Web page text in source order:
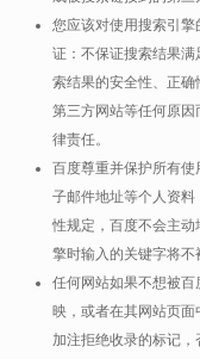
您应该对使用搜索引
证：不保证搜索结果
索结果的安全性、正确
第三方网站等任何原
律责任。
百度尊重并保护所有
子邮件地址等个人资
性规定，百度不会主动
擎时输入的关键字将不
任何网站如果不想被
映，或者在其网站页面
加注拒绝收录的标记，